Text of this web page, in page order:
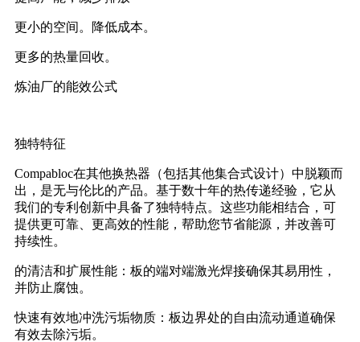
更小的空间。降低成本。
更多的热量回收。
炼油厂的能效公式
独特特征
Compabloc在其他换热器（包括其他集合式设计）中脱颖而
出，是无与伦比的产品。基于数十年的热传递经验，它从
我们的专利创新中具备了独特特点。这些功能相结合，可
提供更可靠、更高效的性能，帮助您节省能源，并改善可
持续性。
的清洁和扩展性能：板的端对端激光焊接确保其易用性，
并防止腐蚀。
快速有效地冲洗污垢物质：板边界处的自由流动通道确保
有效去除污垢。